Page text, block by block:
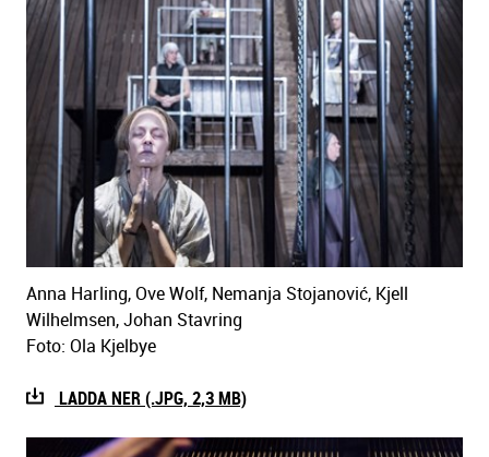
Anna Harling, Ove Wolf, Nemanja Stojanović, Kjell
Wilhelmsen, Johan Stavring
Foto: Ola Kjelbye
LADDA NER (.JPG, 2,3 MB)